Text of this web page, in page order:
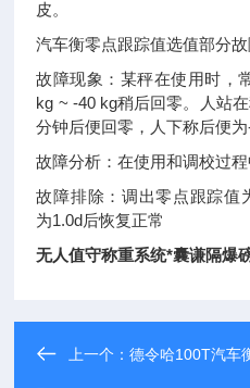
皮。
汽车衡零点跟踪值选值部分
故障现象：某秤在使用时，
kg ~ -40 kg稍后回零。人站
分钟后便回零，人下称后便为-
故障分析：在使用和调校过
故障排除：调出零点跟踪值
为1.0d后恢复正常
无人值守称重系统*囊谦隔爆
上一个：德令哈100T汽车